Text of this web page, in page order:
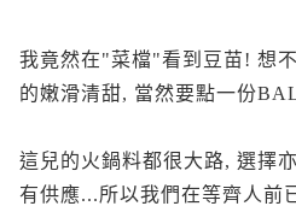
我竟然在"菜檔"看到豆苗! 想
的嫩滑清甜, 當然要點一份
這兒的火鍋料都很大路, 選擇
有供應...所以我們在等齊人前